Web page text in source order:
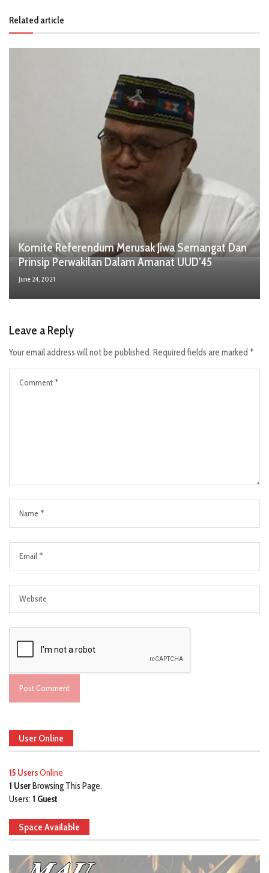
Related article
Komite Referendum Merusak Jiwa Semangat Dan
Prinsip Perwakilan Dalam Amanat UUD’45
June 24, 2021
Leave a Reply
Your email address will not be published. Required fields are marked *
User Online
15 UsersOnline
1 UserBrowsing This Page.
Users: 1 Guest
Space Available